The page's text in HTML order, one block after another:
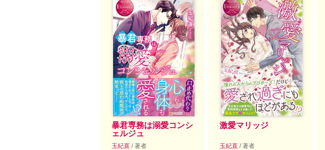
暴君専務は溺愛コンシ
ェルジュ
玉紀直 / 著者
激愛マリッジ
玉紀直 / 著者